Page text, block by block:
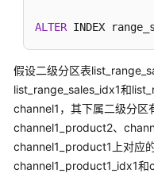
实
性
能
白
皮
书
ALTER INDEX
假设二级分区表
list_range_sales_idx1和
channel1，其下属二级分区
channel1_product2、
channel1_product1上对应
channel1_product1_idx1和